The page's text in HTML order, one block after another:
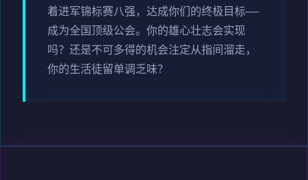
着进军锦标赛八强，达成你们的终极目标——
成为全国顶级公会。你的雄心壮志会实现
吗？还是不可多得的机会注定从指间溜走，
你的生活徒留单调乏味？